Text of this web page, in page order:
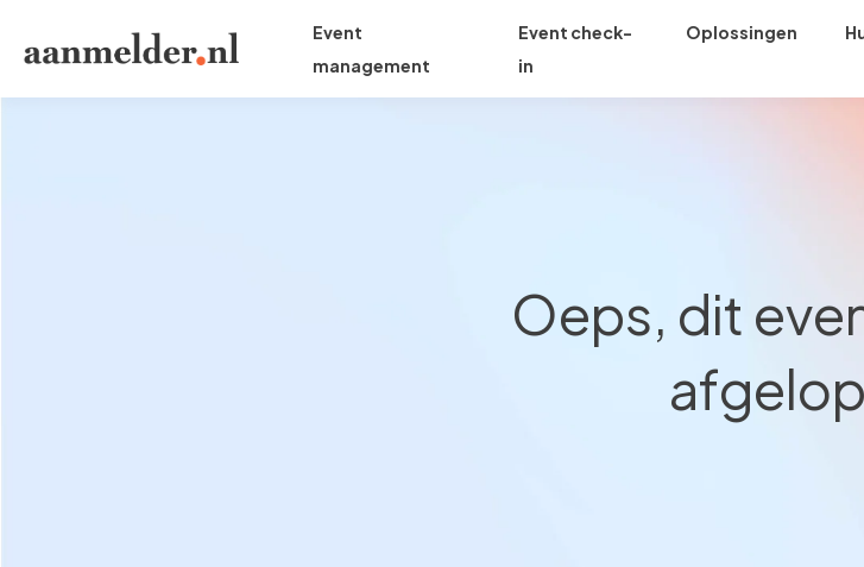
Event
management
Event check-
in
Oplossingen
Oeps, dit